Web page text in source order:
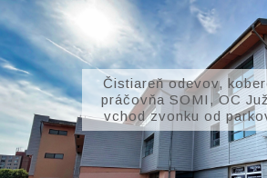
Čistiareň odevov,
práčovňa SOMI, OC
vchod zvonku od